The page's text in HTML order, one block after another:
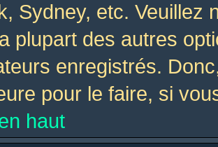
Sydney, etc. Veuillez
plupart des autres
enregistrés.
pour le faire, si
haut